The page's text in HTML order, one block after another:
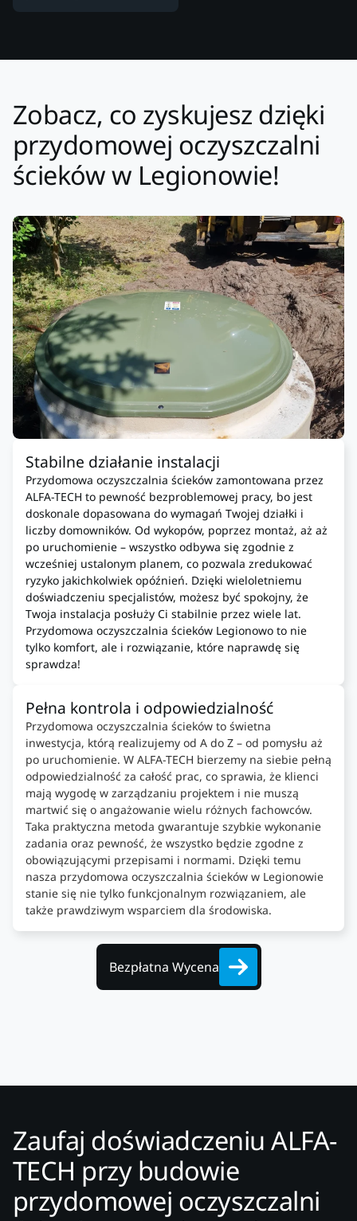
Zobacz, co zyskujesz dzięki
przydomowej oczyszczalni
ścieków w Legionowie!
Stabilne działanie instalacji
Przydomowa oczyszczalnia ścieków zamontowana przez
ALFA-TECH to pewność bezproblemowej pracy, bo jest
doskonale dopasowana do wymagań Twojej działki i
liczby domowników. Od wykopów, poprzez montaż, aż aż
po uruchomienie – wszystko odbywa się zgodnie z
wcześniej ustalonym planem, co pozwala zredukować
ryzyko jakichkolwiek opóźnień. Dzięki wieloletniemu
doświadczeniu specjalistów, możesz być spokojny, że
Twoja instalacja posłuży Ci stabilnie przez wiele lat.
Przydomowa oczyszczalnia ścieków Legionowo to nie
tylko komfort, ale i rozwiązanie, które naprawdę się
sprawdza!
Pełna kontrola i odpowiedzialność
Przydomowa oczyszczalnia ścieków to świetna
inwestycja, którą realizujemy od A do Z – od pomysłu aż
po uruchomienie. W ALFA-TECH bierzemy na siebie pełną
odpowiedzialność za całość prac, co sprawia, że klienci
mają wygodę w zarządzaniu projektem i nie muszą
martwić się o angażowanie wielu różnych fachowców.
Taka praktyczna metoda gwarantuje szybkie wykonanie
zadania oraz pewność, że wszystko będzie zgodne z
obowiązującymi przepisami i normami. Dzięki temu
nasza przydomowa oczyszczalnia ścieków w Legionowie
stanie się nie tylko funkcjonalnym rozwiązaniem, ale
także prawdziwym wsparciem dla środowiska.
Bezpłatna Wycena
Zaufaj doświadczeniu ALFA-
TECH przy budowie
przydomowej oczyszczalni